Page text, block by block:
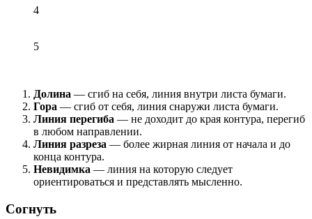
4
5
Долина — сгиб на себя, линия внутри листа бумаги.
Гора — сгиб от себя, линия снаружи листа бумаги.
Линия перегиба — не доходит до края контура, перегиб
в любом направлении.
Линия разреза — более жирная линия от начала и до
конца контура.
Невидимка — линия на которую следует
ориентироваться и представлять мысленно.
Согнуть